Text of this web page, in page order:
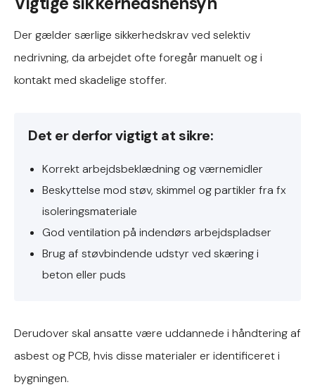
Der gælder særlige sikkerhedskrav ved selektiv
nedrivning, da arbejdet ofte foregår manuelt og i
kontakt med skadelige stoffer.
Det er derfor vigtigt at sikre:
Korrekt arbejdsbeklædning og værnemidler
Beskyttelse mod støv, skimmel og partikler fra fx
isoleringsmateriale
God ventilation på indendørs arbejdspladser
Brug af støvbindende udstyr ved skæring i
beton eller puds
Derudover skal ansatte være uddannede i håndtering af
asbest og PCB, hvis disse materialer er identificeret i
bygningen.